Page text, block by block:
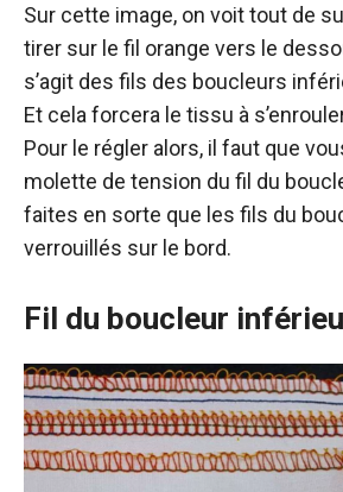
Sur cette image, on voit tout de
tirer sur le fil orange vers le
s’agit des fils des boucleurs
Et cela forcera le tissu à
Pour le régler alors, il faut que
molette de tension du fil du
faites en sorte que les fils du
verrouillés sur le bord.
Fil du boucleur